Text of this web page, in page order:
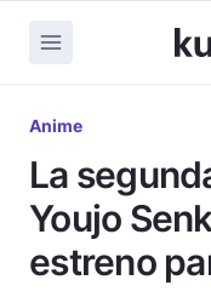
Anime
La
Youjo
estreno